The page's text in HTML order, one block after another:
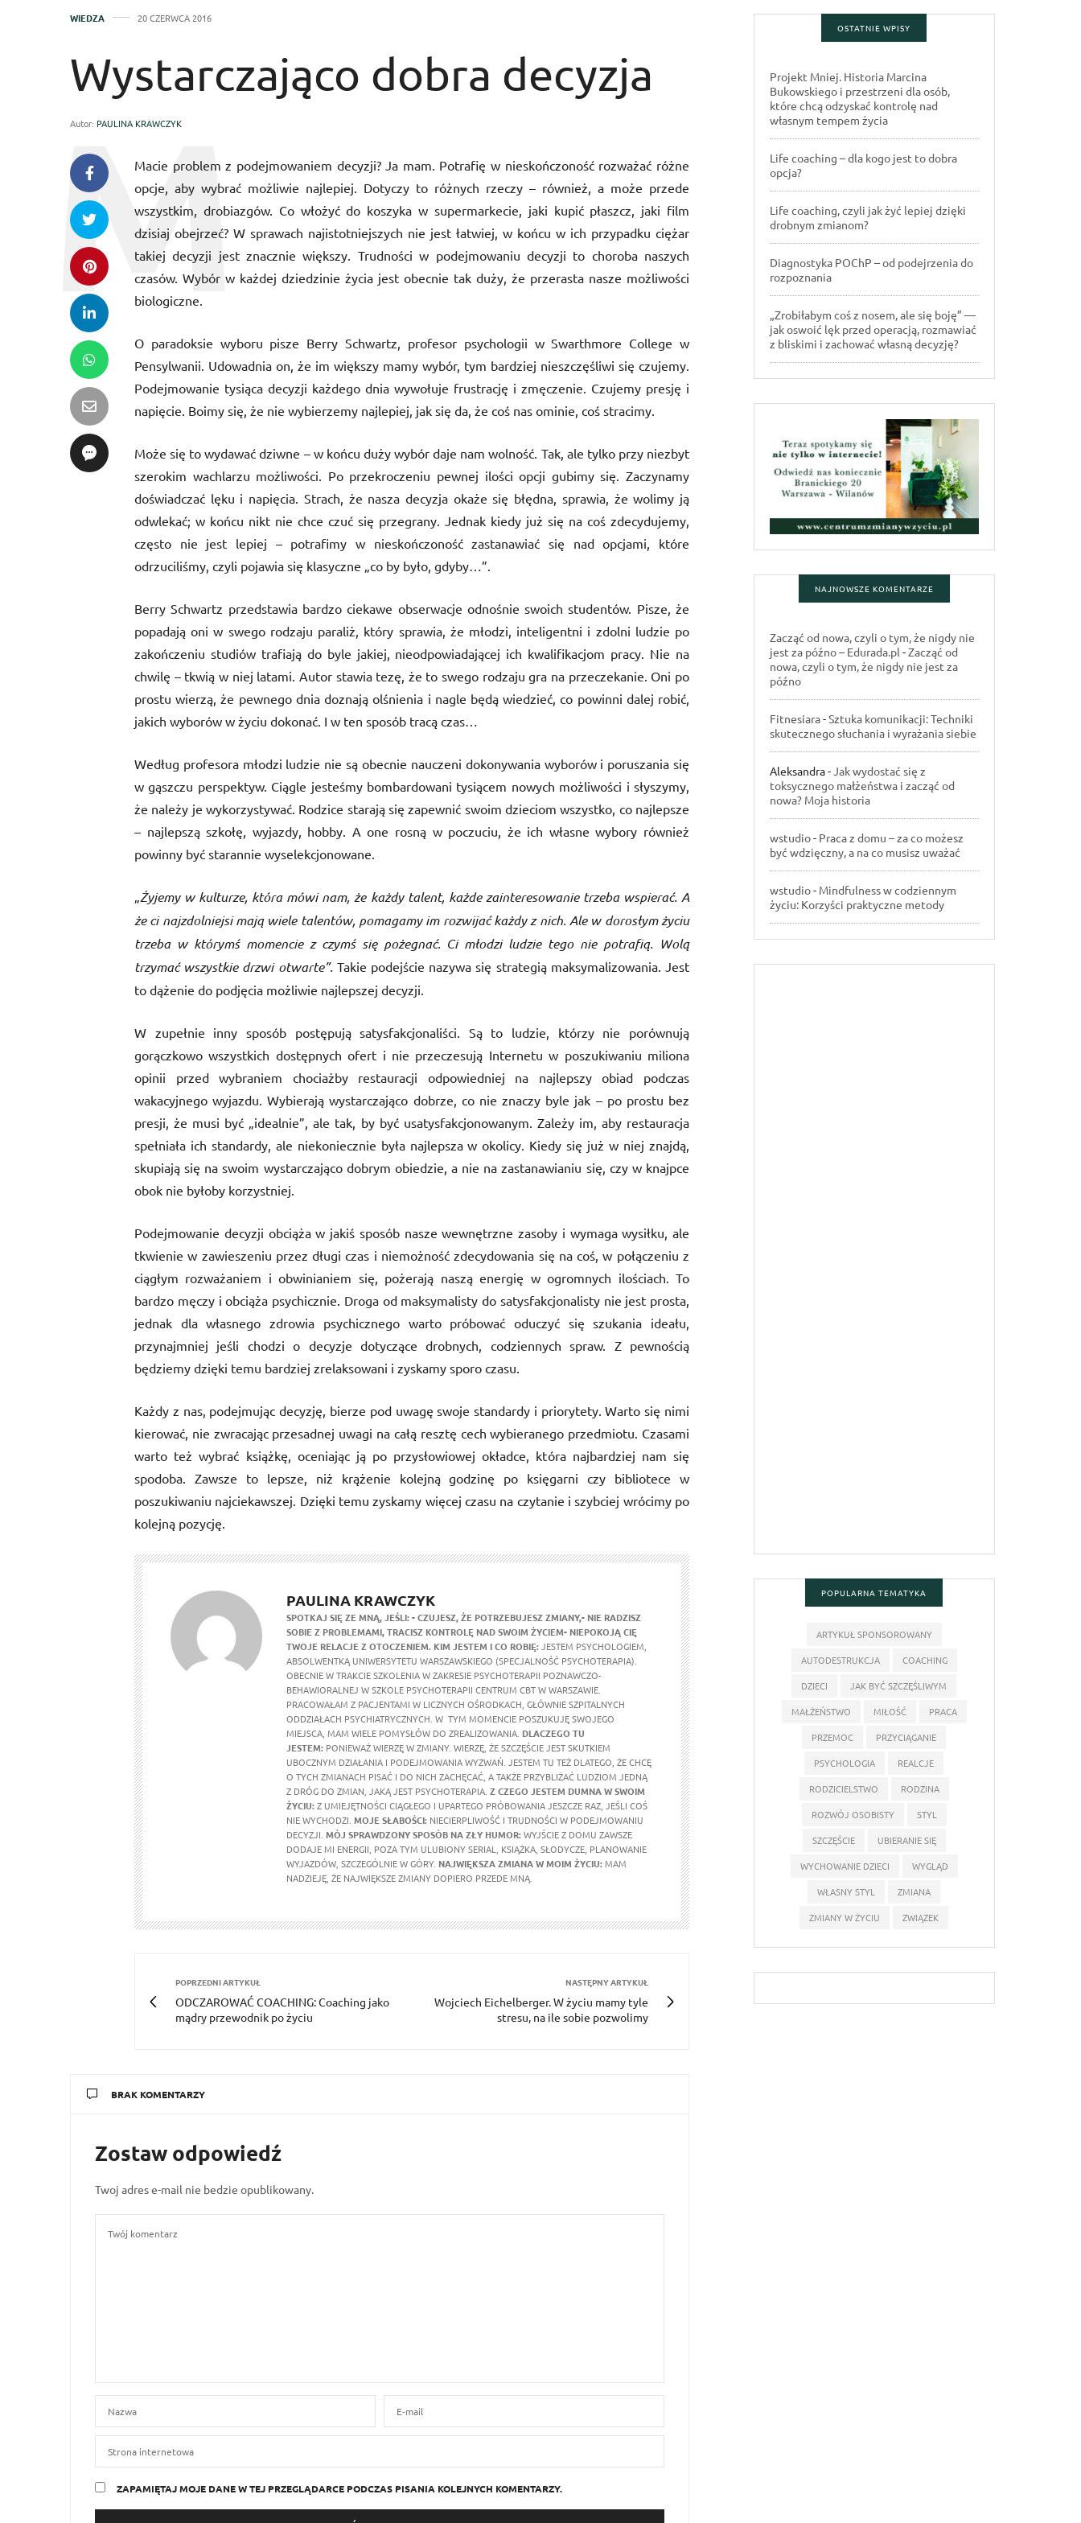
WIEDZA 20 CZERWCA 2016
Wystarczająco dobra decyzja
Autor: PAULINA KRAWCZYK
Macie problem z podejmowaniem decyzji? Ja mam. Potrafię w nieskończoność rozważać różne
opcje, aby wybrać możliwie najlepiej. Dotyczy to różnych rzeczy – również, a może przede
wszystkim, drobiazgów. Co włożyć do koszyka w supermarkecie, jaki kupić płaszcz, jaki film
dzisiaj obejrzeć? W sprawach najistotniejszych nie jest łatwiej, w końcu w ich przypadku ciężar
takiej decyzji jest znacznie większy. Trudności w podejmowaniu decyzji to choroba naszych
czasów. Wybór w każdej dziedzinie życia jest obecnie tak duży, że przerasta nasze możliwości
biologiczne.
O paradoksie wyboru pisze Berry Schwartz, profesor psychologii w Swarthmore College w
Pensylwanii. Udowadnia on, że im większy mamy wybór, tym bardziej nieszczęśliwi się czujemy.
Podejmowanie tysiąca decyzji każdego dnia wywołuje frustrację i zmęczenie. Czujemy presję i
napięcie. Boimy się, że nie wybierzemy najlepiej, jak się da, że coś nas ominie, coś stracimy.
Może się to wydawać dziwne – w końcu duży wybór daje nam wolność. Tak, ale tylko przy niezbyt
szerokim wachlarzu możliwości. Po przekroczeniu pewnej ilości opcji gubimy się. Zaczynamy
doświadczać lęku i napięcia. Strach, że nasza decyzja okaże się błędna, sprawia, że wolimy ją
odwlekać; w końcu nikt nie chce czuć się przegrany. Jednak kiedy już się na coś zdecydujemy,
często nie jest lepiej – potrafimy w nieskończoność zastanawiać się nad opcjami, które
odrzuciliśmy, czyli pojawia się klasyczne „co by było, gdyby…”.
Berry Schwartz przedstawia bardzo ciekawe obserwacje odnośnie swoich studentów. Pisze, że
popadają oni w swego rodzaju paraliż, który sprawia, że młodzi, inteligentni i zdolni ludzie po
zakończeniu studiów trafiają do byle jakiej, nieodpowiadającej ich kwalifikacjom pracy. Nie na
chwilę – tkwią w niej latami. Autor stawia tezę, że to swego rodzaju gra na przeczekanie. Oni po
prostu wierzą, że pewnego dnia doznają olśnienia i nagle będą wiedzieć, co powinni dalej robić,
jakich wyborów w życiu dokonać. I w ten sposób tracą czas…
Według profesora młodzi ludzie nie są obecnie nauczeni dokonywania wyborów i poruszania się
w gąszczu perspektyw. Ciągle jesteśmy bombardowani tysiącem nowych możliwości i słyszymy,
że należy je wykorzystywać. Rodzice starają się zapewnić swoim dzieciom wszystko, co najlepsze
– najlepszą szkołę, wyjazdy, hobby. A one rosną w poczuciu, że ich własne wybory również
powinny być starannie wyselekcjonowane.
„Żyjemy w kulturze, która mówi nam, że każdy talent, każde zainteresowanie trzeba wspierać. A
że ci najzdolniejsi mają wiele talentów, pomagamy im rozwijać każdy z nich. Ale w dorosłym życiu
trzeba w którymś momencie z czymś się pożegnać. Ci młodzi ludzie tego nie potrafią. Wolą
trzymać wszystkie drzwi otwarte”. Takie podejście nazywa się strategią maksymalizowania. Jest
to dążenie do podjęcia możliwie najlepszej decyzji.
W zupełnie inny sposób postępują satysfakcjonaliści. Są to ludzie, którzy nie porównują
gorączkowo wszystkich dostępnych ofert i nie przeczesują Internetu w poszukiwaniu miliona
opinii przed wybraniem chociażby restauracji odpowiedniej na najlepszy obiad podczas
wakacyjnego wyjazdu. Wybierają wystarczająco dobrze, co nie znaczy byle jak – po prostu bez
presji, że musi być „idealnie”, ale tak, by być usatysfakcjonowanym. Zależy im, aby restauracja
spełniała ich standardy, ale niekoniecznie była najlepsza w okolicy. Kiedy się już w niej znajdą,
skupiają się na swoim wystarczająco dobrym obiedzie, a nie na zastanawianiu się, czy w knajpce
obok nie byłoby korzystniej.
Podejmowanie decyzji obciąża w jakiś sposób nasze wewnętrzne zasoby i wymaga wysiłku, ale
tkwienie w zawieszeniu przez długi czas i niemożność zdecydowania się na coś, w połączeniu z
ciągłym rozważaniem i obwinianiem się, pożerają naszą energię w ogromnych ilościach. To
bardzo męczy i obciąża psychicznie. Droga od maksymalisty do satysfakcjonalisty nie jest prosta,
jednak dla własnego zdrowia psychicznego warto próbować oduczyć się szukania ideału,
przynajmniej jeśli chodzi o decyzje dotyczące drobnych, codziennych spraw. Z pewnością
będziemy dzięki temu bardziej zrelaksowani i zyskamy sporo czasu.
Każdy z nas, podejmując decyzję, bierze pod uwagę swoje standardy i priorytety. Warto się nimi
kierować, nie zwracając przesadnej uwagi na całą resztę cech wybieranego przedmiotu. Czasami
warto też wybrać książkę, oceniając ją po przysłowiowej okładce, która najbardziej nam się
spodoba. Zawsze to lepsze, niż krążenie kolejną godzinę po księgarni czy bibliotece w
poszukiwaniu najciekawszej. Dzięki temu zyskamy więcej czasu na czytanie i szybciej wrócimy po
kolejną pozycję.
PAULINA KRAWCZYK
SPOTKAJ SIĘ ZE MNĄ, JEŚLI:- CZUJESZ, ŻE POTRZEBUJESZ ZMIANY,- NIE RADZISZ
SOBIE Z PROBLEMAMI, TRACISZ KONTROLĘ NAD SWOIM ŻYCIEM- NIEPOKOJĄ CIĘ
TWOJE RELACJE Z OTOCZENIEM. KIM JESTEM I CO ROBIĘ:JESTEM PSYCHOLOGIEM,
ABSOLWENTKĄ UNIWERSYTETU WARSZAWSKIEGO (SPECJALNOŚĆ PSYCHOTERAPIA).
OBECNIE W TRAKCIE SZKOLENIA W ZAKRESIE PSYCHOTERAPII POZNAWCZO-
BEHAWIORALNEJ W SZKOLE PSYCHOTERAPII CENTRUM CBT W WARSZAWIE.
PRACOWAŁAM Z PACJENTAMI W LICZNYCH OŚRODKACH, GŁÓWNIE SZPITALNYCH
ODDZIAŁACH PSYCHIATRYCZNYCH. W TYM MOMENCIE POSZUKUJĘ SWOJEGO
MIEJSCA, MAM WIELE POMYSŁÓW DO ZREALIZOWANIA. DLACZEGO TU
JESTEM: PONIEWAŻ WIERZĘ W ZMIANY. WIERZĘ, ŻE SZCZĘŚCIE JEST SKUTKIEM
UBOCZNYM DZIAŁANIA I PODEJMOWANIA WYZWAŃ. JESTEM TU TEŻ DLATEGO, ŻE CHCĘ
O TYCH ZMIANACH PISAĆ I DO NICH ZACHĘCAĆ, A TAKŻE PRZYBLIŻAĆ LUDZIOM JEDNĄ
Z DRÓG DO ZMIAN, JAKĄ JEST PSYCHOTERAPIA. Z CZEGO JESTEM DUMNA W SWOIM
ŻYCIU:Z UMIEJĘTNOŚCI CIĄGŁEGO I UPARTEGO PRÓBOWANIA JESZCZE RAZ, JEŚLI COŚ
NIE WYCHODZI. MOJE SŁABOŚCI: NIECIERPLIWOŚĆ I TRUDNOŚCI W PODEJMOWANIU
DECYZJI. MÓJ SPRAWDZONY SPOSÓB NA ZŁY HUMOR:WYJŚCIE Z DOMU ZAWSZE
DODAJE MI ENERGII, POZA TYM ULUBIONY SERIAL, KSIĄŻKA, SŁODYCZE, PLANOWANIE
WYJAZDÓW, SZCZEGÓLNIE W GÓRY. NAJWIĘKSZA ZMIANA W MOIM ŻYCIU:MAM
NADZIEJĘ, ŻE NAJWIĘKSZE ZMIANY DOPIERO PRZEDE MNĄ.
POPRZEDNI ARTYKUŁ
ODCZAROWAĆ COACHING: Coaching jako
mądry przewodnik po życiu
NASTĘPNY ARTYKUŁ
Wojciech Eichelberger. W życiu mamy tyle
stresu, na ile sobie pozwolimy
BRAK KOMENTARZY
Zostaw odpowiedź
Twoj adres e-mail nie bedzie opublikowany.
ZAPAMIĘTAJ MOJE DANE W TEJ PRZEGLĄDARCE PODCZAS PISANIA KOLEJNYCH KOMENTARZY.
OSTATNIE WPISY
Projekt Mniej. Historia Marcina
Bukowskiego i przestrzeni dla osób,
które chcą odzyskać kontrolę nad
własnym tempem życia
Life coaching – dla kogo jest to dobra
opcja?
Life coaching, czyli jak żyć lepiej dzięki
drobnym zmianom?
Diagnostyka POChP – od podejrzenia do
rozpoznania
„Zrobiłabym coś z nosem, ale się boję” —
jak oswoić lęk przed operacją, rozmawiać
z bliskimi i zachować własną decyzję?
NAJNOWSZE KOMENTARZE
Zacząć od nowa, czyli o tym, że nigdy nie
jest za późno – Edurada.pl -Zacząć od
nowa, czyli o tym, że nigdy nie jest za
późno
Fitnesiara-Sztuka komunikacji: Techniki
skutecznego słuchania i wyrażania siebie
Aleksandra-Jak wydostać się z
toksycznego małżeństwa i zacząć od
nowa? Moja historia
wstudio- Praca z domu – za co możesz
być wdzięczny, a na co musisz uważać
wstudio- Mindfulness w codziennym
życiu: Korzyści praktyczne metody
POPULARNA TEMATYKA
ARTYKUŁ SPONSOROWANY
AUTODESTRUKCJA
COACHING
DZIECI
JAK BYĆ SZCZĘŚLIWYM
MAŁŻEŃSTWO
MIŁOŚĆ
PRACA
PRZEMOC
PRZYCIĄGANIE
PSYCHOLOGIA
REALCJE
RODZICIELSTWO
RODZINA
ROZWÓJ OSOBISTY
STYL
SZCZĘŚCIE
UBIERANIE SIĘ
WYCHOWANIE DZIECI
WYGLĄD
WŁASNY STYL
ZMIANA
ZMIANY W ŻYCIU
ZWIĄZEK